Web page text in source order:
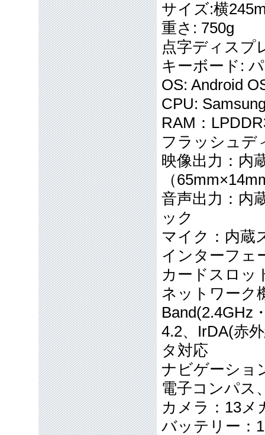
サイズ:横
重さ: 750g
点字ディスプ
キーボード:
OS: Android
CPU:
RAM：
フラッシュデ
映像出力：内
（
音声出力：内
ック
マイク：内蔵
インターフェ
カードスロッ
ネットワーク
Band(2.4GHz
4.2、IrDA(赤
タ対応
ナビゲーショ
電子コンパス
カメラ：13メ
バッテリー：